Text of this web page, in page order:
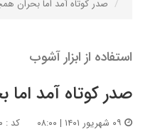
صدر کوتاه آمد اما بحران
استفاده از ابزار آشوب
صدر کوتاه آمد
کد : ۲۰۱۴۲۶۰